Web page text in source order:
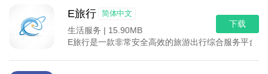
E旅行 简体中文
生活服务 | 15.90MB
E旅行是一款非常安全高效的旅游出行综合服务平台
下载